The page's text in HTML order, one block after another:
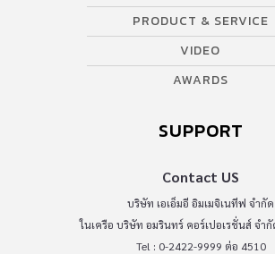
PRODUCT & SERVICE
VIDEO
AWARDS
SUPPORT
Contact US
บริษัท เอเอ็มอี อิมเมจิเนทีฟ จำกัด
ในเครือ บริษัท อมรินทร์ คอร์เปอเรชั่นส์ จำ
Tel : 0-2422-9999 ต่อ 4510